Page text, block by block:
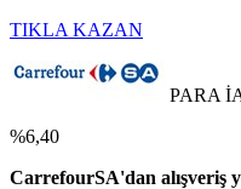
TIKLA KAZAN
PARA
%6,40
CarrefourSA'dan alışveriş